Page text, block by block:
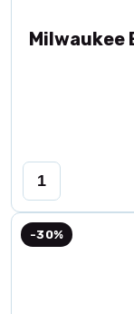
Milwaukee
-30%